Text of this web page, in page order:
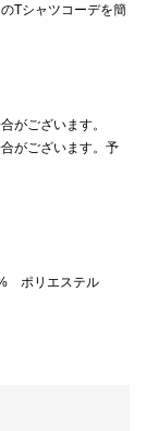
Tシャツコーデを簡
がございます。
がございます。予
ポリエステル